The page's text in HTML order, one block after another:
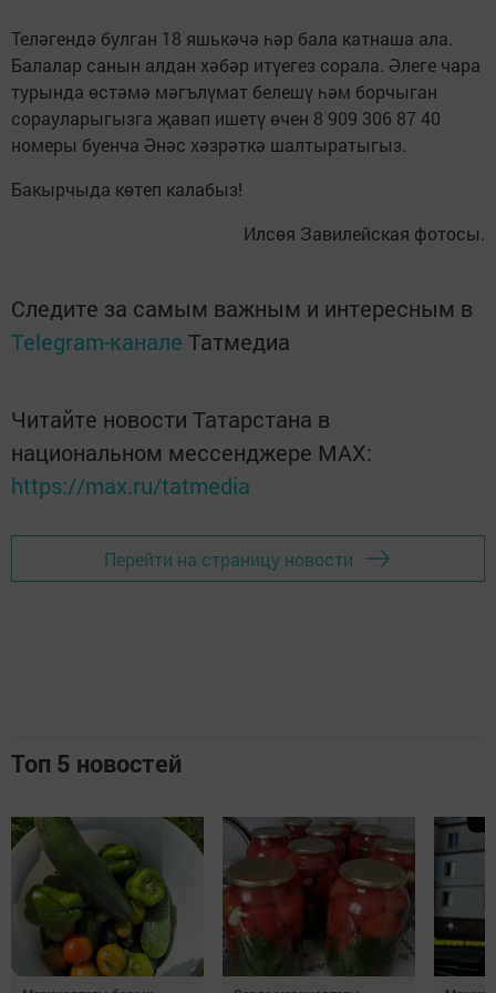
Теләгендә булган 18 яшькәчә һәр бала катнаша ала.
Балалар санын алдан хәбәр итүегез сорала. Әлеге чара
турында өстәмә мәгълүмат белешү һәм борчыган
сорауларыгызга җавап ишетү өчен 8 909 306 87 40
номеры буенча Әнәс хәзрәткә шалтыратыгыз.
Бакырчыда көтеп калабыз!
Илсөя Завилейская фотосы.
Следите за самым важным и интересным в
Telegram-канале Татмедиа
Читайте новости Татарстана в
национальном мессенджере MАХ:
https://max.ru/tatmedia
Перейти на страницу новости
Топ 5 новостей